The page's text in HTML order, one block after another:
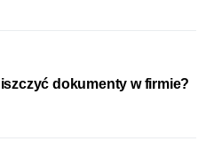
dokumenty w firmie?